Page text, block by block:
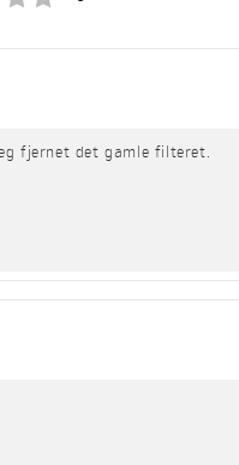
fjernet det gamle filteret.